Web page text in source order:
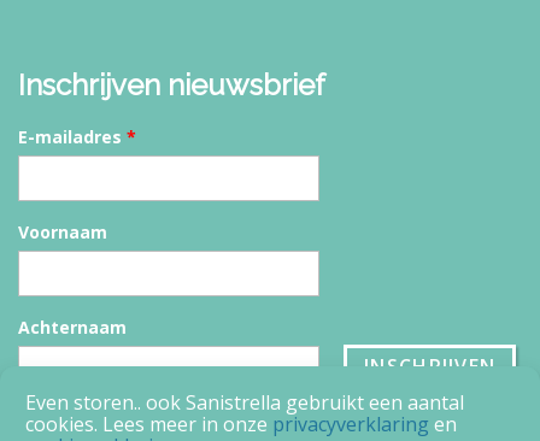
Even storen.. ook Sanistrella gebruikt een aantal
cookies. Lees meer in onze privacyverklaring en
Inschrijven nieuwsbrief
E-mailadres *
Voornaam
Achternaam